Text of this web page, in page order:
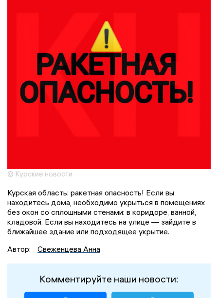
© Курские новости
Курская область: ракетная опасность! Если вы
находитесь дома, необходимо укрыться в помещениях
без окон со сплошными стенами: в коридоре, ванной,
кладовой. Если вы находитесь на улице — зайдите в
ближайшее здание или подходящее укрытие.
Автор:
Свеженцева Анна
Комментируйте наши новости: